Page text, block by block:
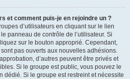
et comment puis-je en rejoindre un ?
d’utilisateurs en cliquant sur le lien
panneau de contrôle de l’utilisateur. Si
sur le bouton approprié. Cependant,
pas ouverts aux nouvelles adhésions.
d’autres peuvent être privés et
Si le groupe est public, vous pouvez le
dédié. Si le groupe est restreint et nécessite